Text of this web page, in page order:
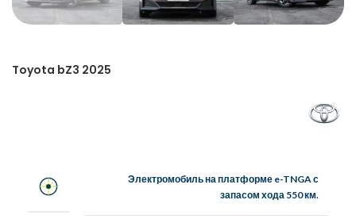
Toyota bZ3 2025
Электромобиль на платформе e-TNGA с
запасом хода 550 км.